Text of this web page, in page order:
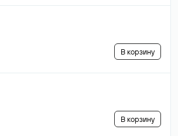
В корзину
В корзину